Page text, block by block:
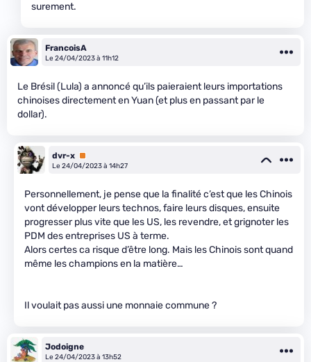
surement.
FrancoisA
Le 24/04/2023 à 11h12
Le Brésil (Lula) a annoncé qu’ils paieraient leurs importations
chinoises directement en Yuan (et plus en passant par le
dollar).
dvr-x Premium
Le 24/04/2023 à 14h27
Personnellement, je pense que la finalité c’est que les Chinois
vont développer leurs technos, faire leurs disques, ensuite
progresser plus vite que les US, les revendre, et grignoter les
PDM des entreprises US à terme.
Alors certes ca risque d’être long. Mais les Chinois sont quand
même les champions en la matière…
Il voulait pas aussi une monnaie commune ?
Jodoigne
Le 24/04/2023 à 13h52